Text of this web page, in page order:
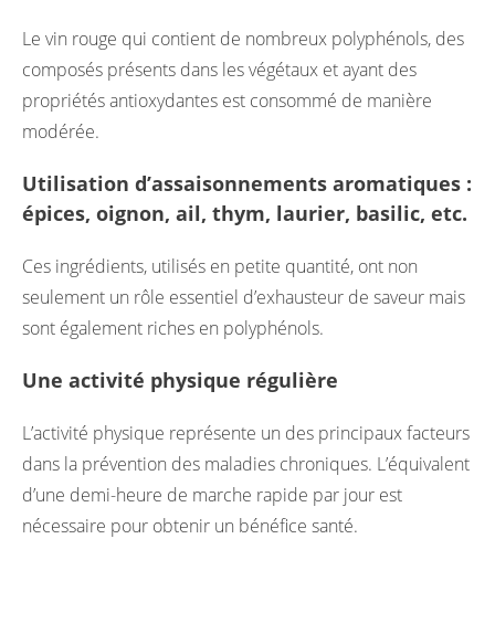
Le vin rouge qui contient de nombreux polyphénols, des
composés présents dans les végétaux et ayant des
propriétés antioxydantes est consommé de manière
modérée.
Utilisation d’assaisonnements aromatiques :
épices, oignon, ail, thym, laurier, basilic, etc.
Ces ingrédients, utilisés en petite quantité, ont non
seulement un rôle essentiel d’exhausteur de saveur mais
sont également riches en polyphénols.
Une activité physique régulière
L’activité physique représente un des principaux facteurs
dans la prévention des maladies chroniques. L’équivalent
d’une demi-heure de marche rapide par jour est
nécessaire pour obtenir un bénéfice santé.